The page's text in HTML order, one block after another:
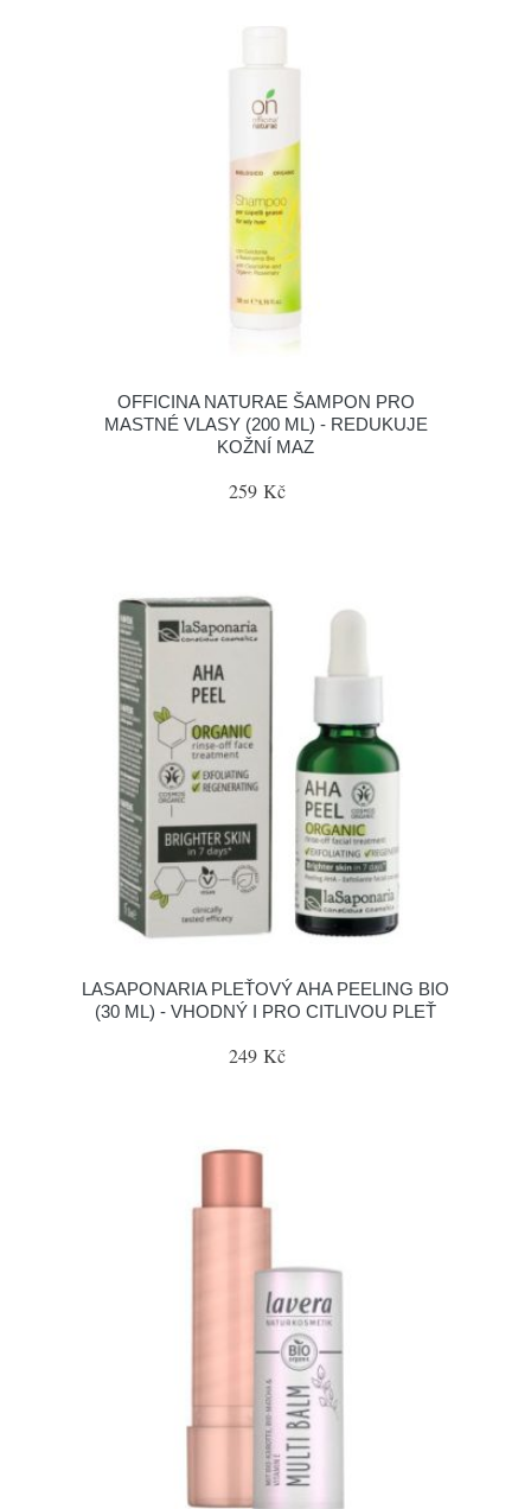
OFFICINA NATURAE ŠAMPON PRO
MASTNÉ VLASY (200 ML) - REDUKUJE
KOŽNÍ MAZ
259 Kč
LASAPONARIA PLEŤOVÝ AHA PEELING BIO
(30 ML) - VHODNÝ I PRO CITLIVOU PLEŤ
249 Kč